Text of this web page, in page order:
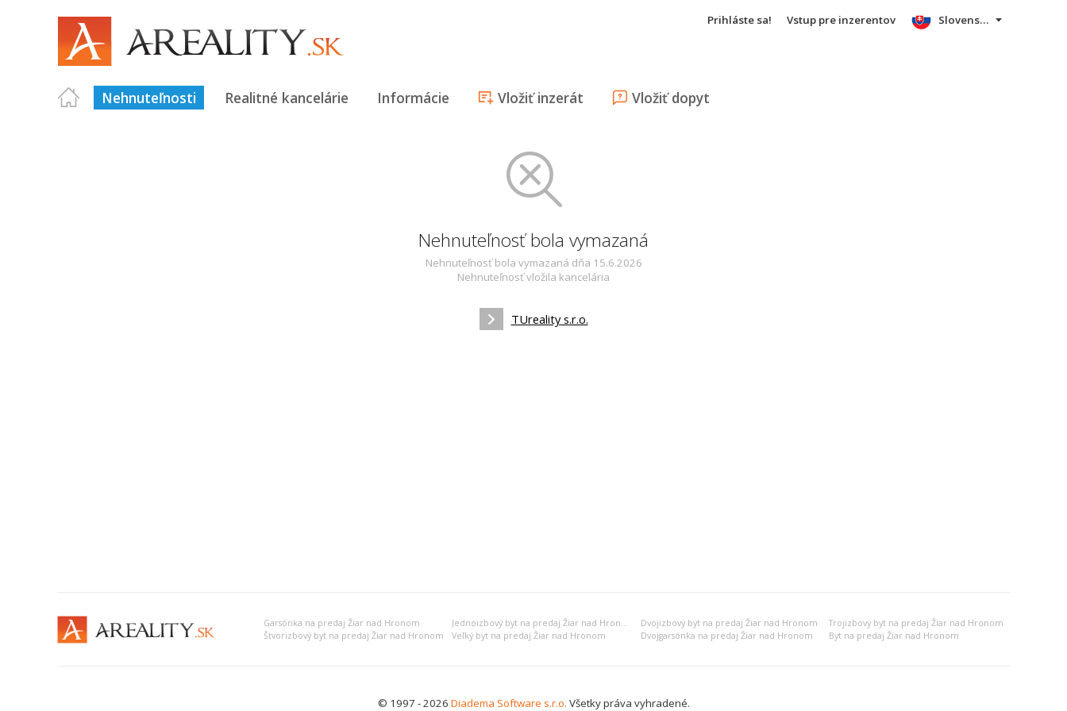
Prihláste sa! Vstup pre inzerentov
Nehnuteľnosti Realitné kancelárie Informácie Vložiť inzerát Vložiť dopyt
Slovensky
Nehnuteľnosť bola vymazaná
Nehnuteľnosť bola vymazaná dňa 15.6.2026
Nehnuteľnosť vložila kancelária
TUreality s.r.o.
Garsónka na predaj Žiar nad Hronom Jednoizbový byt na predaj Žiar nad Hronom Dvojizbový byt na predaj Žiar nad Hronom
Trojizbový byt na predaj Žiar nad Hronom
Štvorizbový byt na predaj Žiar nad Hronom
Veľký byt na predaj Žiar nad Hronom Dvojgarsónka na predaj Žiar nad Hronom Byt na predaj Žiar nad Hronom
© 1997 - 2026 Diadema Software s.r.o. Všetky práva vyhradené.